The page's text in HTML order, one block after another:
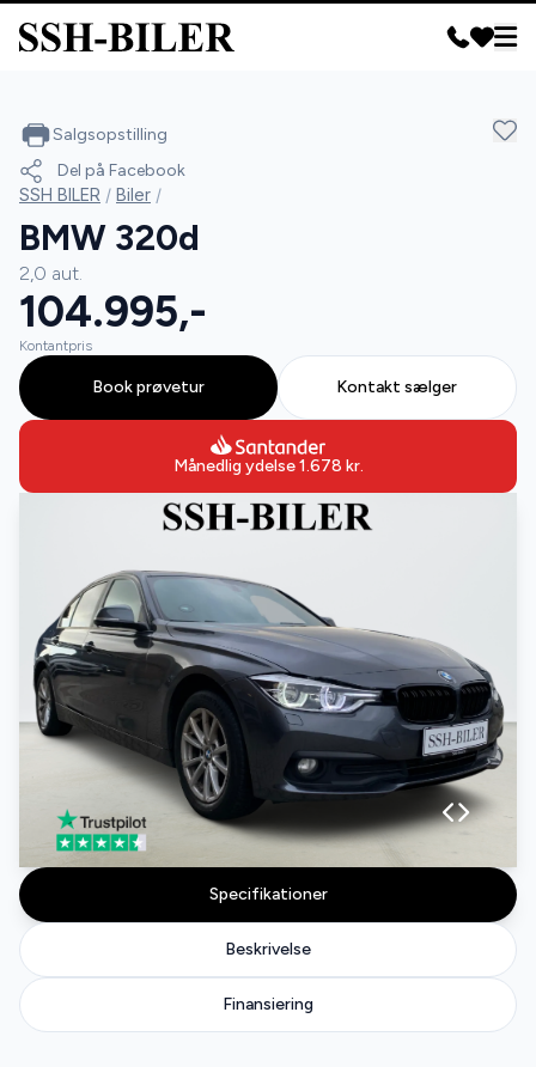
Specifikationer
Beskrivelse
Finansiering
Salgsopstilling
Del på Facebook
SSH BILER / Biler /
BMW 320d
2,0 aut.
104.995,-
Kontantpris
Book prøvetur Kontakt sælger
Månedlig ydelse1.678 kr.